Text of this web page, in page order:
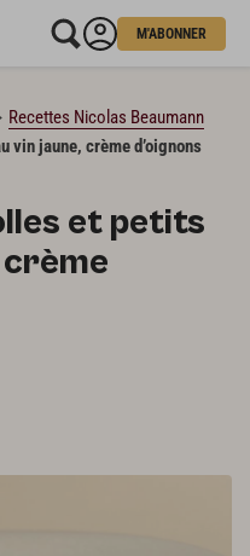
M'ABONNER
Recettes Nicolas Beaumann
jaune, crème d’oignons
et petits
crème